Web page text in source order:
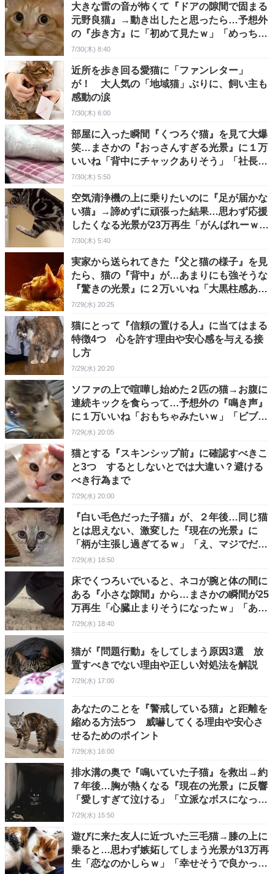
大きな雷の音が怖くて『ドアの隙間で固まる
元野良猫』→動き出したと思ったら…予想外
の『歩き方』に「初めて見たｗ」「めっちゃ
可愛いｗ」の声
7/30(木) 8:40
近所を歩き回る愛猫に「ファンレター」
が！ 大人気の「地域猫」ぶりに、飼い主も
感動の涙
7/30(木) 6:00
部屋に入った瞬間『くつろぐ猫』を見て大爆
笑…まさかの『おっさんすぎる光景』に１万
いいね「背中にチャックありそう」「社長
感」
7/30(木) 5:50
空気清浄機の上に乗りたいのに『足が届かな
い猫』→諦めずに頑張った結果…思わず応援
したくなる光景が23万再生「がんばれーｗ」
「笑ったｗ」
7/30(木) 5:40
実家から送られてきた『父と猫の様子』を見
たら、猫の『背中』が…あまりにも強そうな
『驚きの光景』に２万いいね「大黒柱感あ
る」「逞しい」
7/29(水) 20:25
猫にとって『信頼の置ける人』に当てはまる
特徴4つ 心を許す理由や安心感を与える接
し方
7/29(水) 20:20
ソファの上で喧嘩し始めた２匹の猫→お腹に
連続キックを食らって…予想外の『鳴き声』
に１万いいね「おもちゃみたいｗ」「ビブラ
ートｗ」
7/29(水) 20:05
猫とする『スキンシップ前』に確認すべきこ
と3つ するとしないとでは大違い？避ける
べき行為まで
7/29(水) 20:00
『白い毛色だった子猫』が、２年後…同じ猫
とは思えない、激変した『現在の光景』に
「柄が主張し過ぎてるｗ」「え、マジでだれ
ｗ」と驚愕の声
7/29(水) 18:50
床でくつろいでいると、ネコが腕と体の間に
ある『小さな隙間』から…まさかの瞬間が25
万再生「心臓止まりそうになったｗ」「あざ
とMAX」
7/29(水) 18:40
猫が『問題行動』をしてしまう原因3選 放
置すべきでない理由や正しい対処法を解説
7/29(水) 17:00
あなたのことを『警戒している猫』と距離を
縮める方法5つ 威嚇してくる理由や安心さ
せるためのポイント
7/29(水) 16:00
排水溝の奥で『鳴いていた子猫』を救出→約
７年後…胸が熱くなる『現在の光景』に反響
「愛しすぎて泣ける」「立派なボスになった
ね」
7/29(水) 15:50
遊びに来た友人に近づいた三毛猫→膝の上に
乗ると…思わず嫉妬してしまう光景が13万再
生「恋なのかしらｗ」「幸せそうで良かっ